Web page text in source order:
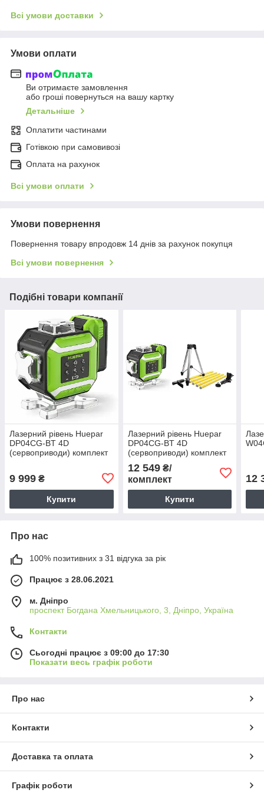
Всі умови доставки
Умови оплати
Ви отримаєте замовлення
або гроші повернуться на вашу картку
Детальніше
Оплатити частинами
Готівкою при самовивозі
Оплата на рахунок
Всі умови оплати
Умови повернення
Повернення товару впродовж 14 днів за рахунок покупця
Всі умови повернення
Подібні товари компанії
Лазерний рівень Huepar
DP04CG-BT 4D
(сервоприводи) комплект
9 999 ₴
Купити
Лазерний рівень Huepar
DP04CG-BT 4D
(сервоприводи) комплект
12 549₴/
комплект
Купити
12
Про нас
100% позитивних з 31 відгука за рік
Працює з 28.06.2021
м. Дніпро
проспект Богдана Хмельницького, 3, Дніпро, Україна
Контакти
Сьогодні працює з 09:00 до 17:30
Показати весь графік роботи
Про нас
Контакти
Доставка та оплата
Графік роботи